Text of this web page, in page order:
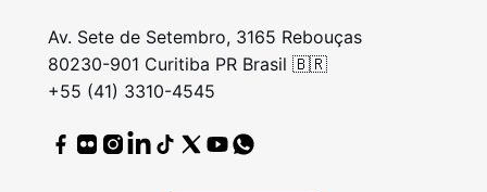
Av. Sete de Setembro, 3165 Rebouças
80230-901 Curitiba PR Brasil 🇧🇷
+55 (41) 3310-4545